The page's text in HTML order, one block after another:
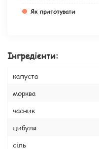
Як приготувати
Інгредієнти:
капуста
морква
часник
цибуля
сіль